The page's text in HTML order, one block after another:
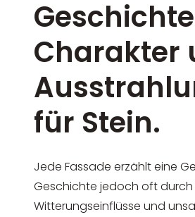
Charakter
für Stein.
Jede Fassade erzählt eine
Geschichte jedoch oft
Witterungseinflüsse und